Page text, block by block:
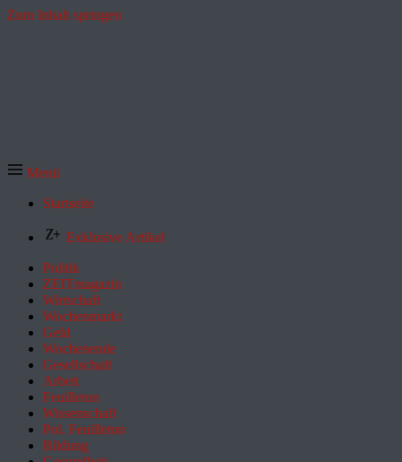
Zum Inhalt springen
Menü
Startseite
Exklusive Artikel
Politik
ZEITmagazin
Wirtschaft
Wochenmarkt
Geld
Wochenende
Gesellschaft
Arbeit
Feuilleton
Wissenschaft
Pol. Feuilleton
Bildung